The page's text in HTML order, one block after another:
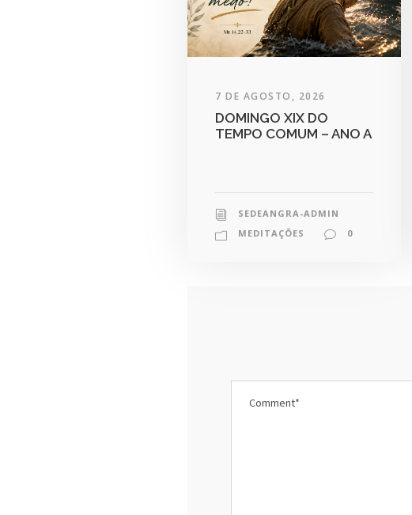
7 DE AGOSTO, 2026
DOMINGO XIX DO
TEMPO COMUM – ANO A
SEDEANGRA-ADMIN
MEDITAÇÕES
0